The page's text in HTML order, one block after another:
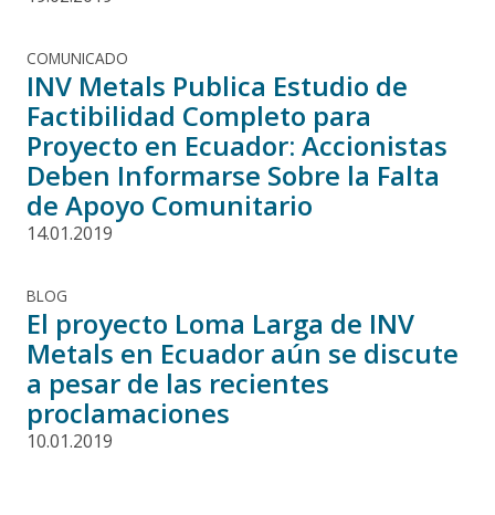
COMUNICADO
INV Metals Publica Estudio de
Factibilidad Completo para
Proyecto en Ecuador: Accionistas
Deben Informarse Sobre la Falta
de Apoyo Comunitario
14.01.2019
BLOG
El proyecto Loma Larga de INV
Metals en Ecuador aún se discute
a pesar de las recientes
proclamaciones
10.01.2019